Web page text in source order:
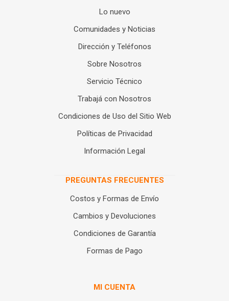
Lo nuevo
Comunidades y Noticias
Dirección y Teléfonos
Sobre Nosotros
Servicio Técnico
Trabajá con Nosotros
Condiciones de Uso del Sitio Web
Políticas de Privacidad
Información Legal
PREGUNTAS FRECUENTES
Costos y Formas de Envío
Cambios y Devoluciones
Condiciones de Garantía
Formas de Pago
MI CUENTA